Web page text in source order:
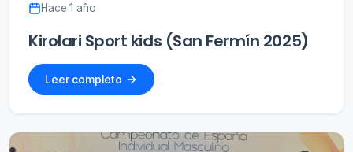
Hace 1 año
Kirolari Sport kids (San Fermín 2025)
Leer completo